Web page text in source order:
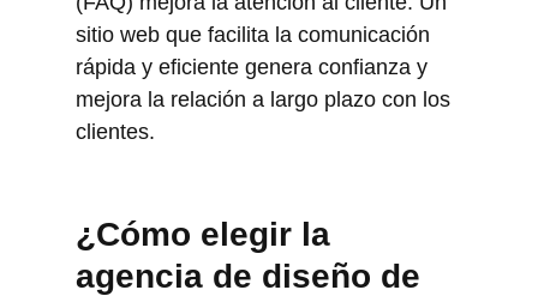
sitio web que facilita la comunicación
rápida y eficiente genera confianza y
mejora la relación a largo plazo con los
clientes.
¿Cómo elegir la
agencia de diseño de